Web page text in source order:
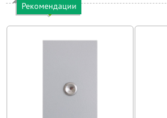
Рекомендации